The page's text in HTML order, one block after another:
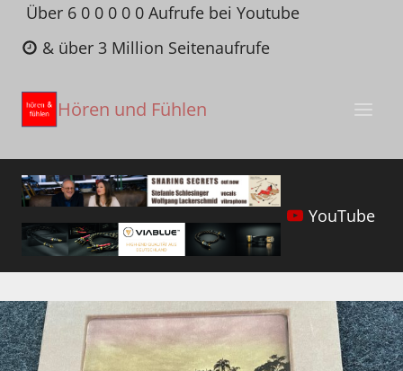
Zum
Inhalt
springen
Über 6 0 0 0 0 0 Aufrufe bei Youtube
& über 3 Million Seitenaufrufe
Hören und Fühlen
YouTube